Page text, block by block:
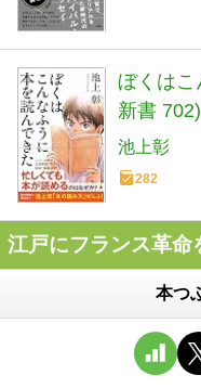
ぼくはこ
新書 702)
池上彰
282
江戸にフランス革命
本つ